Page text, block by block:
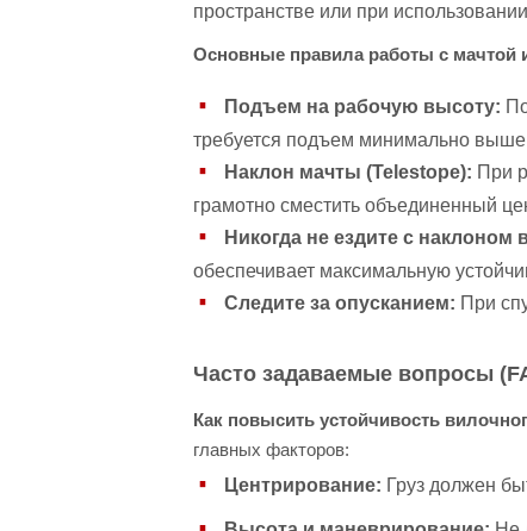
пространстве или при
Основные правила работы с мачтой
Подъем на рабочую высоту:
требуется подъем минимально
Наклон мачты (Telestope): При
грамотно сместить объединенный
Никогда не ездите с наклоном
обеспечивает максимальную
Следите за опусканием: При
Часто задаваемые вопросы
Как повысить устойчивость
главных факторов:
Центрирование: Груз должен